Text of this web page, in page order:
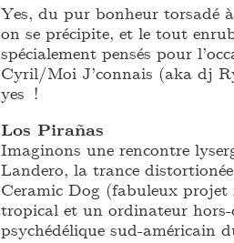
Yes, du pur bonheur torsadé
on se précipite, et le tout
spécialement pensés pour
Cyril/Moi J’connais (aka dj
yes !
Los Pirañas
Imaginons une rencontre
Landero, la trance
Ceramic Dog (fabuleux
tropical et un ordinateur
psychédélique sud-américain